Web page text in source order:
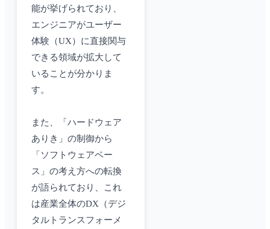
能が挙げられており、
エンジニアがユーザー
体験（UX）に直接関与
できる領域が拡大して
いることが分かりま
す。
また、「ハードウェア
ありき」の制御から
「ソフトウェアベー
ス」の考え方への転換
が語られており、これ
は産業全体のDX（デジ
タルトランスフォーメ